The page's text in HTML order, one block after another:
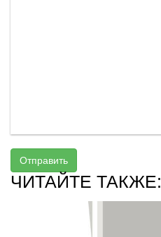
Отправить
ЧИТАЙТЕ ТАКЖЕ: